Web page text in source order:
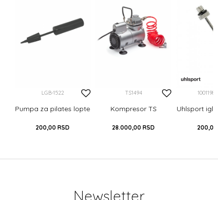
LGB-1522
Pumpa za pilates lopte
200,00 RSD
TS1494
Kompresor TS
28.000,00 RSD
Uhlsport
200,00
Newsletter